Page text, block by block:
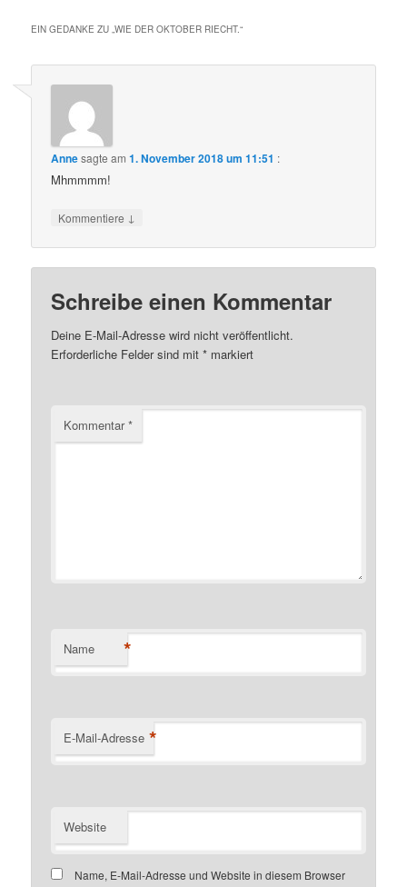
EIN GEDANKE ZU „WIE DER OKTOBER RIECHT.“
Annesagte am1. November 2018 um 11:51 :
Mhmmmm!
Kommentiere ↓
Schreibe einen Kommentar
Deine E-Mail-Adresse wird nicht veröffentlicht.
Erforderliche Felder sind mit* markiert
Kommentar*
Name *
E-Mail-Adresse *
Website
Name, E-Mail-Adresse und Website in diesem Browser